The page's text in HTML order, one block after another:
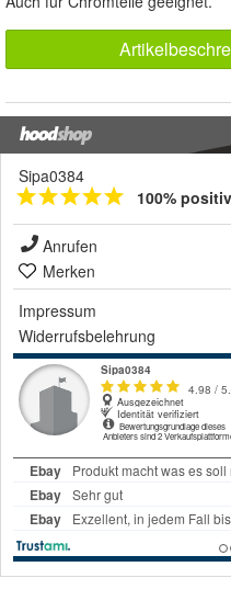
Sipa0384
100% positiv
Anrufen
Merken
Impressum
Widerrufsbelehrung